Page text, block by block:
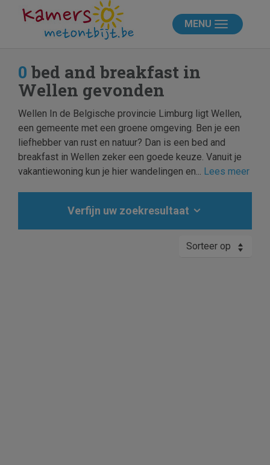
MENU
0 bed and breakfast in
Wellen gevonden
Wellen In de Belgische provincie Limburg ligt Wellen,
een gemeente met een groene omgeving. Ben je een
liefhebber van rust en natuur? Dan is een bed and
breakfast in Wellen zeker een goede keuze. Vanuit je
vakantiewoning kun je hier wandelingen en... Lees meer
Verfijn uw zoekresultaat
Sorteer op